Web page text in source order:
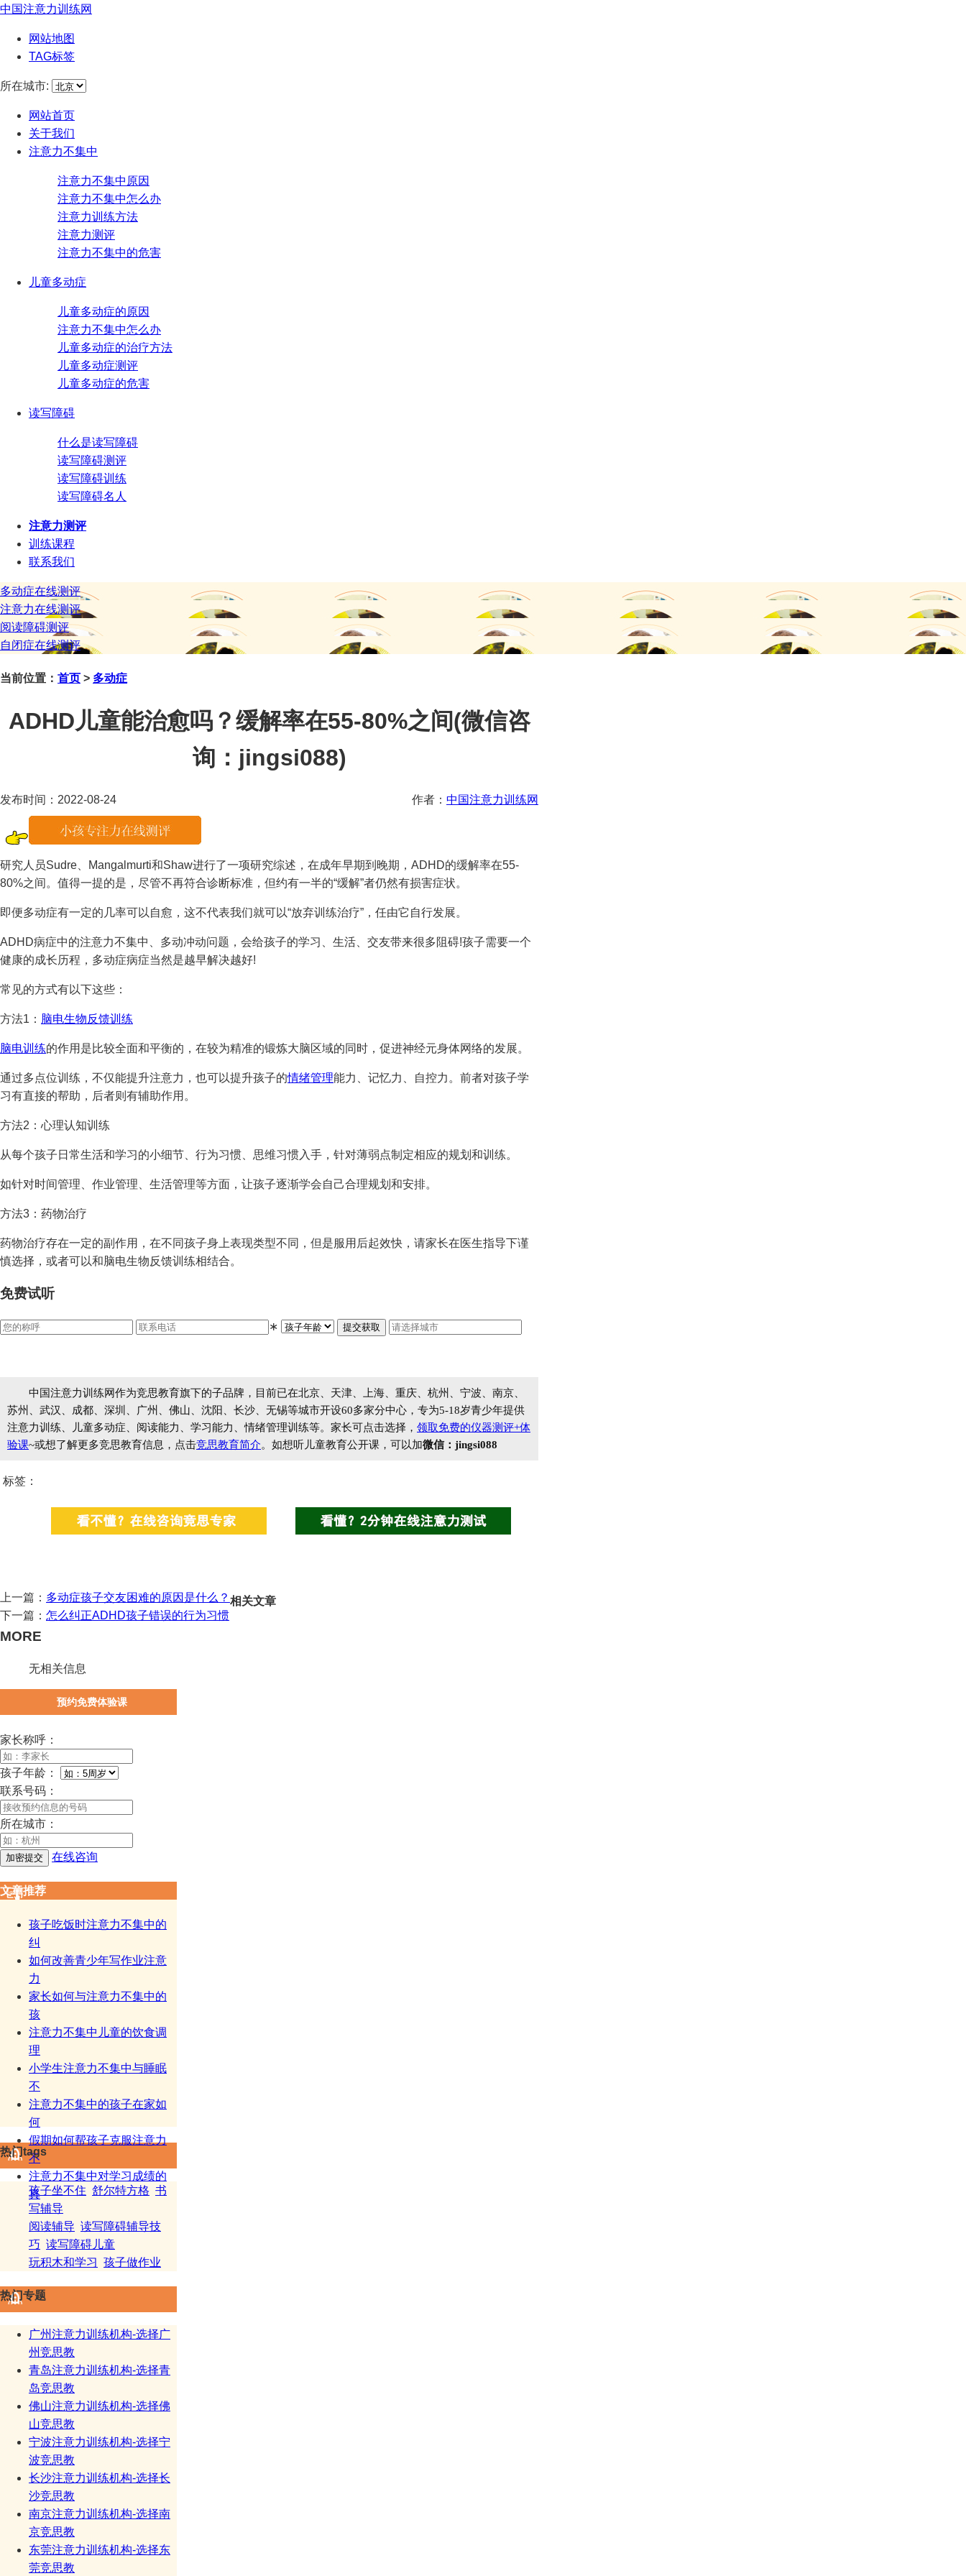
中国注意力训练网
网站地图
TAG标签
所在城市:
网站首页
关于我们
注意力不集中
注意力不集中原因
注意力不集中怎么办
注意力训练方法
注意力测评
注意力不集中的危害
儿童多动症
儿童多动症的原因
注意力不集中怎么办
儿童多动症的治疗方法
儿童多动症测评
儿童多动症的危害
读写障碍
什么是读写障碍
读写障碍测评
读写障碍训练
读写障碍名人
注意力测评
训练课程
联系我们
多动症在线测评
注意力在线测评
阅读障碍测评
自闭症在线测评
当前位置： 首页 > 多动症
ADHD儿童能治愈吗？缓解率在55-80%之间(微信咨
询：jingsi088)
作者： 中国注意力训练网
发布时间：2022-08-24
研究人员Sudre、Mangalmurti和Shaw进行了一项研究综述，在成年早期到晚期，ADHD的缓解率在55-
80%之间。值得一提的是，尽管不再符合诊断标准，但约有一半的“缓解”者仍然有损害症状。
即便多动症有一定的几率可以自愈，这不代表我们就可以“放弃训练治疗”，任由它自行发展。
ADHD病症中的注意力不集中、多动冲动问题，会给孩子的学习、生活、交友带来很多阻碍!孩子需要一个
健康的成长历程，多动症病症当然是越早解决越好!
常见的方式有以下这些：
方法1： 脑电生物反馈训练
脑电训练的作用是比较全面和平衡的，在较为精准的锻炼大脑区域的同时，促进神经元身体网络的发展。
通过多点位训练，不仅能提升注意力，也可以提升孩子的情绪管理能力、记忆力、自控力。前者对孩子学
习有直接的帮助，后者则有辅助作用。
方法2：心理认知训练
从每个孩子日常生活和学习的小细节、行为习惯、思维习惯入手，针对薄弱点制定相应的规划和训练。
如针对时间管理、作业管理、生活管理等方面，让孩子逐渐学会自己合理规划和安排。
方法3：药物治疗
药物治疗存在一定的副作用，在不同孩子身上表现类型不同，但是服用后起效快，请家长在医生指导下谨
慎选择，或者可以和脑电生物反馈训练相结合。
免费试听
∗
中国注意力训练网作为竞思教育旗下的子品牌，目前已在北京、天津、上海、重庆、杭州、宁波、南京、
苏州、武汉、成都、深圳、广州、佛山、沈阳、长沙、无锡等城市开设60多家分中心，专为5-18岁青少年提供
注意力训练、儿童多动症、阅读能力、学习能力、情绪管理训练等。家长可点击选择， 领取免费的仪器测评+体
验课~或想了解更多竞思教育信息，点击竞思教育简介。如想听儿童教育公开课，可以加微信：jingsi088
标签：
上一篇： 多动症孩子交友困难的原因是什么？
下一篇： 怎么纠正ADHD孩子错误的行为习惯
相关文章
MORE
无相关信息
预约免费体验课
家长称呼：
孩子年龄：
联系号码：
所在城市：
在线咨询
文章推荐
孩子吃饭时注意力不集中的
纠
如何改善青少年写作业注意
力
家长如何与注意力不集中的
孩
注意力不集中儿童的饮食调
理
小学生注意力不集中与睡眠
不
注意力不集中的孩子在家如
何
假期如何帮孩子克服注意力
不
注意力不集中对学习成绩的
真
热门tags
孩子坐不住 舒尔特方格 书
写辅导
阅读辅导 读写障碍辅导技
巧 读写障碍儿童
玩积木和学习 孩子做作业
热门专题
广州注意力训练机构-选择广
州竞思教
青岛注意力训练机构-选择青
岛竞思教
佛山注意力训练机构-选择佛
山竞思教
宁波注意力训练机构-选择宁
波竞思教
长沙注意力训练机构-选择长
沙竞思教
南京注意力训练机构-选择南
京竞思教
东莞注意力训练机构-选择东
莞竞思教